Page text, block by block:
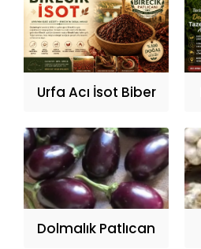
Urfa Acı İsot Biber
Dolmalık Patlıcan